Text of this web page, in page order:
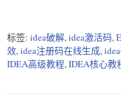
标签: idea破解,idea激活码,
效,idea注册码在线生成,
IDEA高级教程,IDEA核心教